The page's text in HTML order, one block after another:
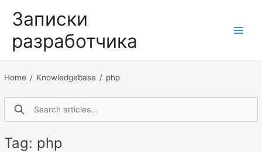
содержимому
Записки
разработчика
Home / Knowledgebase / php
Tag: php